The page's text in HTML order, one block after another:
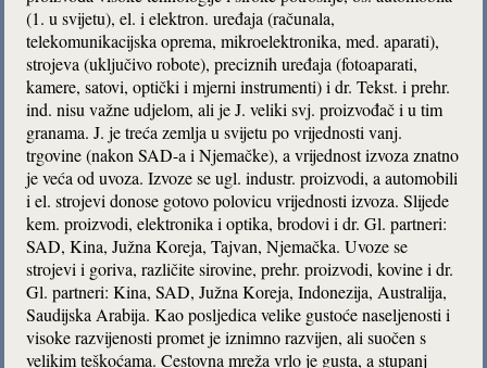
(1. u svijetu), el. i elektron. uređaja (računala,
telekomunikacijska oprema, mikroelektronika, med. aparati),
strojeva (uključivo robote), preciznih uređaja (fotoaparati,
kamere, satovi, optički i mjerni instrumenti) i dr. Tekst. i prehr.
ind. nisu važne udjelom, ali je J. veliki svj. proizvođač i u tim
granama. J. je treća zemlja u svijetu po vrijednosti vanj.
trgovine (nakon SAD-a i Njemačke), a vrijednost izvoza znatno
je veća od uvoza. Izvoze se ugl. industr. proizvodi, a automobili
i el. strojevi donose gotovo polovicu vrijednosti izvoza. Slijede
kem. proizvodi, elektronika i optika, brodovi i dr. Gl. partneri:
SAD, Kina, Južna Koreja, Tajvan, Njemačka. Uvoze se
strojevi i goriva, različite sirovine, prehr. proizvodi, kovine i dr.
Gl. partneri: Kina, SAD, Južna Koreja, Indonezija, Australija,
Saudijska Arabija. Kao posljedica velike gustoće naseljenosti i
visoke razvijenosti promet je iznimno razvijen, ali suočen s
velikim teškoćama. Cestovna mreža vrlo je gusta, a stupanj